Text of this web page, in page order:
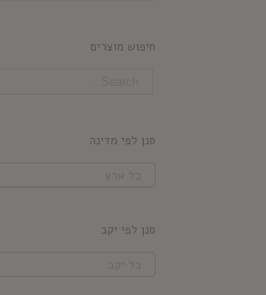
חיפוש מוצרים
סנן לפי מדינה
סנן לפי יקב